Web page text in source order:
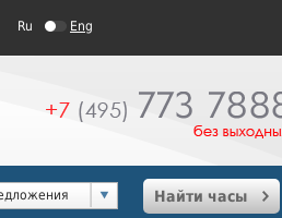
Ru Eng
Найти часы